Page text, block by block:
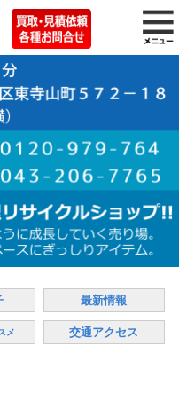
最新情報
メ 交通アクセス